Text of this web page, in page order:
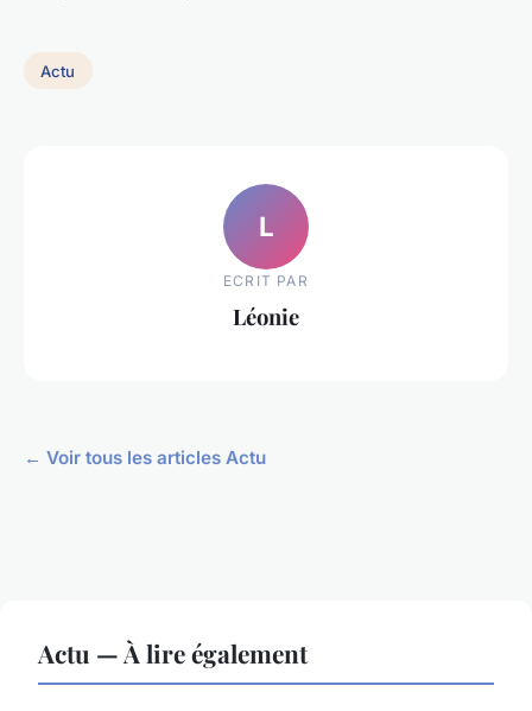
Actu
L
ECRIT PAR
Léonie
← Voir tous les articles Actu
Actu — À lire également